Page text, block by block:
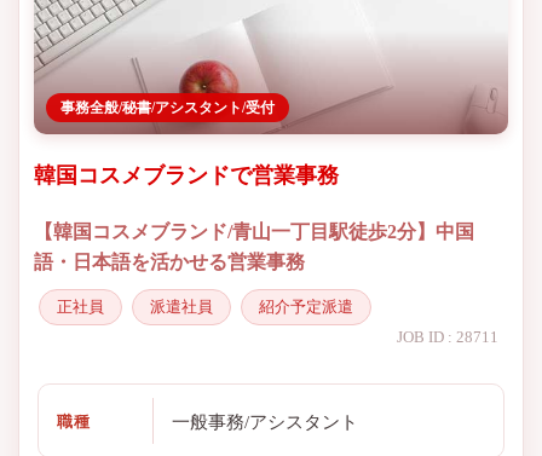
事務全般/秘書/アシスタント/受付
韓国コスメブランドで営業事務
【韓国コスメブランド/青山一丁目駅徒歩2分】中国
語・日本語を活かせる営業事務
正社員 派遣社員
紹介予定派遣
JOB ID : 28711
職種 一般事務/アシスタント